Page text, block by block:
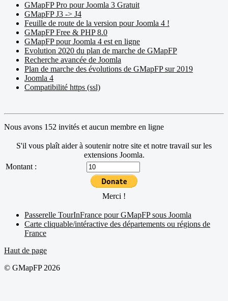
GMapFP Pro pour Joomla 3 Gratuit
GMapFP J3 -> J4
Feuille de route de la version pour Joomla 4 !
GMapFP Free & PHP 8.0
GMapFP pour Joomla 4 est en ligne
Evolution 2020 du plan de marche de GMapFP
Recherche avancée de Joomla
Plan de marche des évolutions de GMapFP sur 2019
Joomla 4
Compatibilité https (ssl)
Nous avons 152 invités et aucun membre en ligne
S'il vous plaît aider à soutenir notre site et notre travail sur les
extensions Joomla.
Montant :
Merci !
Passerelle TourInFrance pour GMapFP sous Joomla
Carte cliquable/intéractive des départements ou régions de
France
Haut de page
© GMapFP 2026